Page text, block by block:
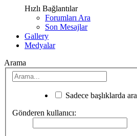
Hızlı Bağlantılar
Forumları Ara
Son Mesajlar
Gallery
Medyalar
Arama
Sadece başlıklarda ara
Gönderen kullanıcı: